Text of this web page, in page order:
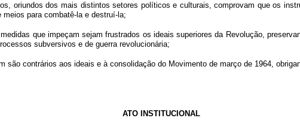
oriundos dos mais distintos setores políticos e culturais, comprovam que os
para combatê-la e destruí-la;
que impeçam sejam frustrados os ideais superiores da Revolução,
subversivos e de guerra revolucionária;
são contrários aos ideais e à consolidação do Movimento de março de 1964,
ATO INSTITUCIONAL